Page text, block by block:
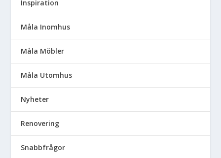
Inspiration
Måla Inomhus
Måla Möbler
Måla Utomhus
Nyheter
Renovering
Snabbfrågor